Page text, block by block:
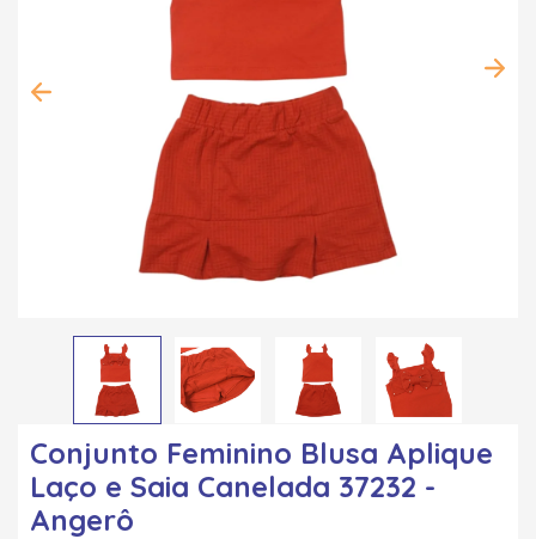
Conjunto Feminino Blusa Aplique
Laço e Saia Canelada 37232 -
Angerô